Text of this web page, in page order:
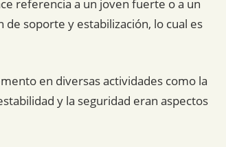
referencia a un joven fuerte o a un
soporte y estabilización, lo cual es
en diversas actividades como la
y la seguridad eran aspectos